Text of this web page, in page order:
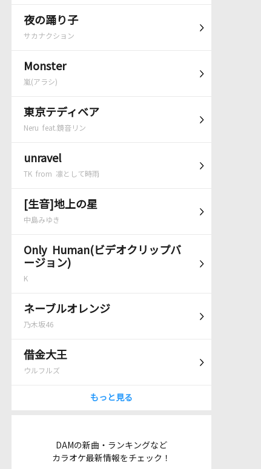
夜の踊り子
サカナクション
Monster
嵐(アラシ)
東京テディベア
Neru feat.鏡音リン
unravel
TK from 凛として時雨
[生音]地上の星
中島みゆき
Only Human(ビデオクリップバ
ージョン)
K
ネーブルオレンジ
乃木坂46
借金大王
ウルフルズ
もっと見る
DAMの新曲・ランキングなど
カラオケ最新情報をチェック！